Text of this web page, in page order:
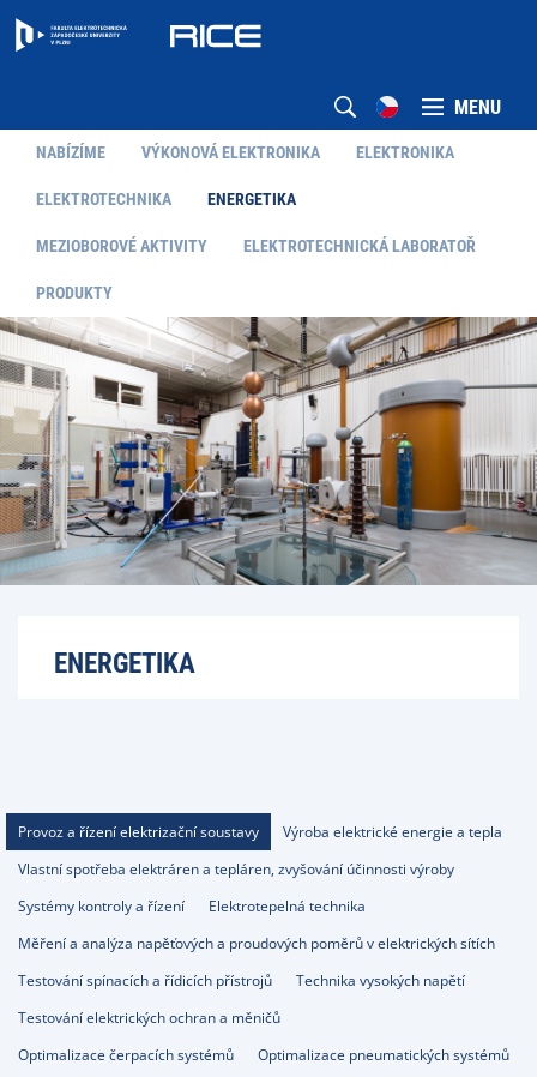
MENU
NABÍZÍME VÝKONOVÁ ELEKTRONIKA ELEKTRONIKA
ELEKTROTECHNIKA ENERGETIKA
MEZIOBOROVÉ AKTIVITY ELEKTROTECHNICKÁ LABORATOŘ
PRODUKTY
ENERGETIKA
Provoz a řízení elektrizační soustavy
Výroba elektrické energie a tepla
Vlastní spotřeba elektráren a tepláren, zvyšování účinnosti výroby
Systémy kontroly a řízení
Elektrotepelná technika
Měření a analýza napěťových a proudových poměrů v elektrických sítích
Testování spínacích a řídicích přístrojů
Technika vysokých napětí
Testování elektrických ochran a měničů
Optimalizace čerpacích systémů
Optimalizace pneumatických systémů